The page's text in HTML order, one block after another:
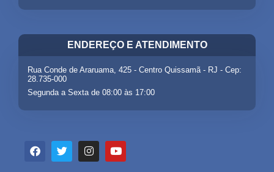
ENDEREÇO E ATENDIMENTO
Rua Conde de Araruama, 425 - Centro Quissamã - RJ - Cep:
28.735-000
Segunda a Sexta de 08:00 às 17:00